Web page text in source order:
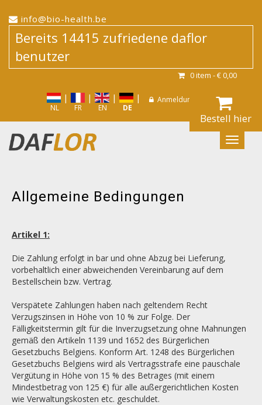
Bestell hier
info@bio-health.be
Bereits 14415 zufriedene daflor
benutzer
0item -€ 0,00
NL
|
FR
|
EN
|
DE
| Anmeldung / Registrieren
Allgemeine Bedingungen
Artikel 1:
Die Zahlung erfolgt in bar und ohne Abzug bei Lieferung,
vorbehaltlich einer abweichenden Vereinbarung auf dem
Bestellschein bzw. Vertrag.
Verspätete Zahlungen haben nach geltendem Recht
Verzugszinsen in Höhe von 10 % zur Folge. Der
Fälligkeitstermin gilt für die Inverzugsetzung ohne Mahnungen
gemäß den Artikeln 1139 und 1652 des Bürgerlichen
Gesetzbuchs Belgiens. Konform Art. 1248 des Bürgerlichen
Gesetzbuchs Belgiens wird als Vertragsstrafe eine pauschale
Vergütung in Höhe von 15 % des Betrages (mit einem
Mindestbetrag von 125 €) für alle außergerichtlichen Kosten
wie Verwaltungskosten etc. geschuldet.